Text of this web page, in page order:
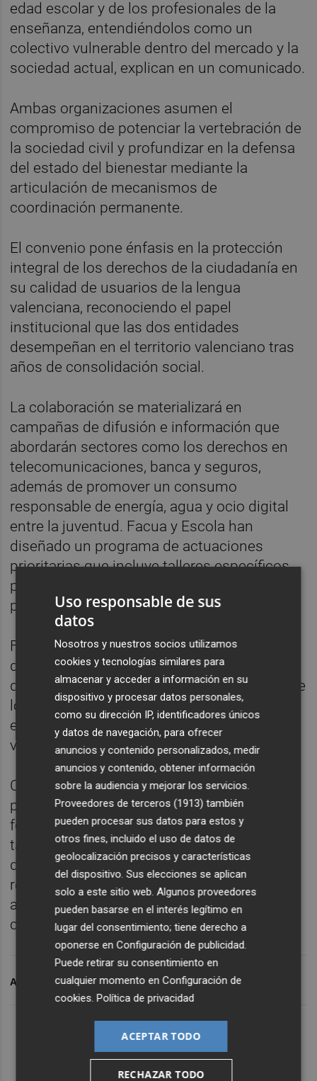
edad escolar y de los profesionales de la
enseñanza, entendiéndolos como un
colectivo vulnerable dentro del mercado y la
sociedad actual, explican en un comunicado.
Ambas organizaciones asumen el
compromiso de potenciar la vertebración de
la sociedad civil y profundizar en la defensa
del estado del bienestar mediante la
articulación de mecanismos de
coordinación permanente.
El convenio pone énfasis en la protección
integral de los derechos de la ciudadanía en
su calidad de usuarios de la lengua
valenciana, reconociendo el papel
institucional que las dos entidades
desempeñan en el territorio valenciano tras
años de consolidación social.
La colaboración se materializará en
campañas de difusión e información que
abordarán sectores como los derechos en
telecomunicaciones, banca y seguros,
además de promover un consumo
responsable de energía, agua y ocio digital
entre la juventud. Facua y Escola han
diseñado un programa de actuaciones
prioritarias que incluye talleres específicos
para alumnos y sesiones formativas para
padres.
Finalmente, el acuerdo establece la creación
de una comisión de seguimiento paritaria
que evaluará anualmente el cumplimiento de
los objetivos y fomentará la extensión de
estas medidas a todas las comarcas
valencianas.
Con una vigencia inicial de un año
prorrogable, esta unión busca no solo
fortalecer la participación ciudadana, sino
también garantizar que los consumidores
dispongan de herramientas eficaces para
reclamar sus derechos y participar
activamente en la mejora de sus
condiciones de vida.
ARCHIVADO EN FACUA
Uso responsable de sus
datos
Nosotros y nuestros socios utilizamos
cookies y tecnologías similares para
almacenar y acceder a información en su
dispositivo y procesar datos personales,
como su dirección IP, identificadores únicos
y datos de navegación, para ofrecer
anuncios y contenido personalizados, medir
anuncios y contenido, obtener información
sobre la audiencia y mejorar los servicios.
Proveedores de terceros (1913) también
pueden procesar sus datos para estos y
otros fines, incluido el uso de datos de
geolocalización precisos y características
del dispositivo. Sus elecciones se aplican
solo a este sitio web. Algunos proveedores
pueden basarse en el interés legítimo en
lugar del consentimiento; tiene derecho a
oponerse enConfiguración de publicidad
Puede retirar su consentimiento en
cualquier momento enConfiguración de
cookies .Política de privacidad
ACEPTAR TODO
RECHAZAR TODO